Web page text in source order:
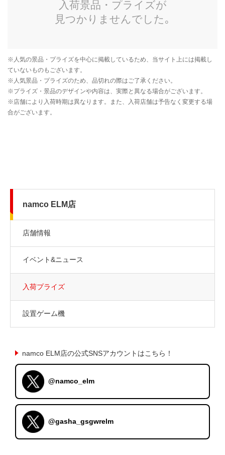
namco ELM店
店舗情報
イベント&ニュース
入荷プライズ
設置ゲーム機
namco ELM店の公式SNSアカウントはこちら！
@namco_elm
@gasha_gsgwrelm